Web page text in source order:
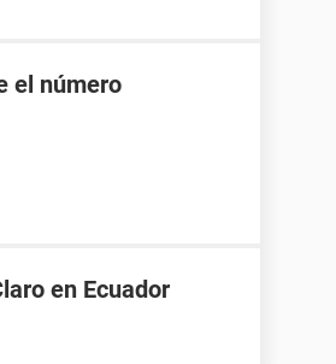
el número
en Ecuador